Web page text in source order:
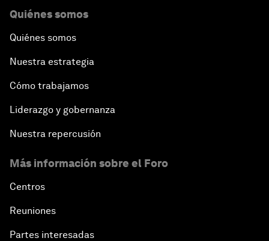
Quiénes somos
Quiénes somos
Nuestra estrategia
Cómo trabajamos
Liderazgo y gobernanza
Nuestra repercusión
Más información sobre el Foro
Centros
Reuniones
Partes interesadas